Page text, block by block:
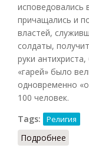
исповедовались
причащались и
властей,
солдаты,
руки
«гарей» было
одновременно
100 человек.
Tags:
Религия
Подробнее